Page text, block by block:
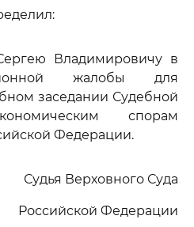
Владимировичу в
жалобы для
заседании Судебной
спорам
Федерации.
Судья Верховного Суда
Российской Федерации